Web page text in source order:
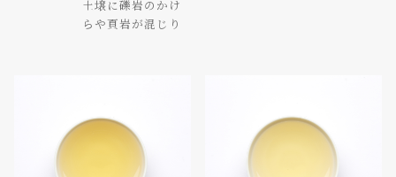
土壌に礫岩のかけ
らや頁岩が混じり